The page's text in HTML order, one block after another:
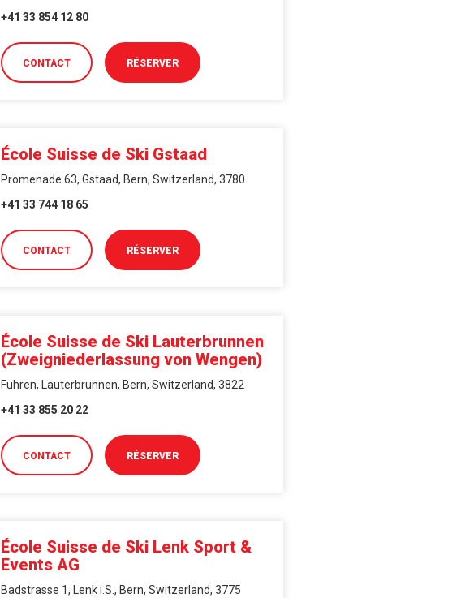
+41 33 854 12 80
CONTACT RÉSERVER
École Suisse de Ski Gstaad
Promenade 63, Gstaad, Bern, Switzerland, 3780
+41 33 744 18 65
CONTACT RÉSERVER
École Suisse de Ski Lauterbrunnen
(Zweigniederlassung von Wengen)
Fuhren, Lauterbrunnen, Bern, Switzerland, 3822
+41 33 855 20 22
CONTACT RÉSERVER
École Suisse de Ski Lenk Sport &
Events AG
Badstrasse 1, Lenk i.S., Bern, Switzerland, 3775